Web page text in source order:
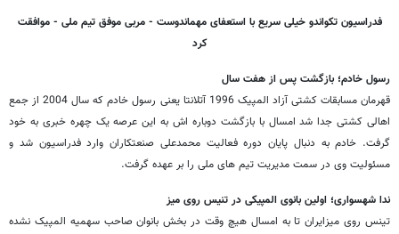
فدراسیون تکواندو خیلی سریع با استعفای مهماندوست - مربی موفق تیم ملی - موافقت
کرد
رسول خادم؛ بازگشت پس از هفت سال
قهرمان مسابقات کشتی آزاد المپیک 1996 آتلانتا یعنی رسول خادم که سال 2004 از جمع
اهالی کشتی جدا شد امسال با بازگشت دوباره اش به این عرصه یک چهره خبری به خود
گرفت. خادم به دنبال پایان دوره فعالیت محمدعلی صنعتکاران وارد فدراسیون شد و
مسئولیت وی در سمت مدیریت تیم های ملی را بر عهده گرفت.
ندا شهسواری؛ اولین بانوی المپیکی در تنیس روی میز
تینس روی میزایران تا به امسال هیچ وقت در بخش بانوان صاحب سهمیه المپیک نشده